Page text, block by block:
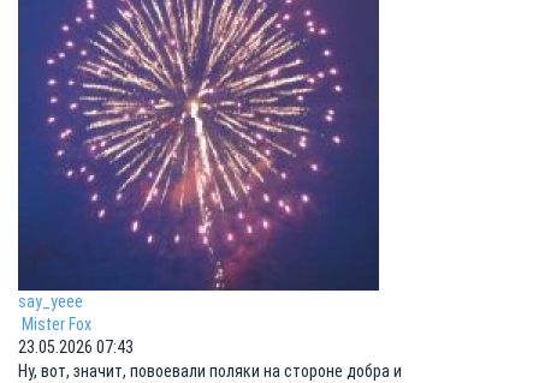
say_yeee
Mister Fox
23.05.2026 07:43
Ну, вот, значит, повоевали поляки на стороне добра и